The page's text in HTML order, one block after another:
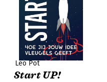
Leo Pot
Start UP!